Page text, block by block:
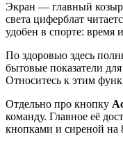
Экран — главный
света циферблат
удобен в спорте: время
По здоровью здесь
бытовые показатели
Относитесь к этим
Отдельно про кнопку
команду. Главное её
кнопками и сиреной на